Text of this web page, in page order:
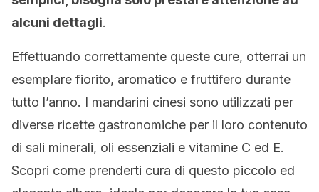
alcuni dettagli.
Effettuando correttamente queste cure, otterrai un
esemplare fiorito, aromatico e fruttifero durante
tutto l’anno. I mandarini cinesi sono utilizzati per
diverse ricette gastronomiche per il loro contenuto
di sali minerali, oli essenziali e vitamine C ed E.
Scopri come prenderti cura di questo piccolo ed